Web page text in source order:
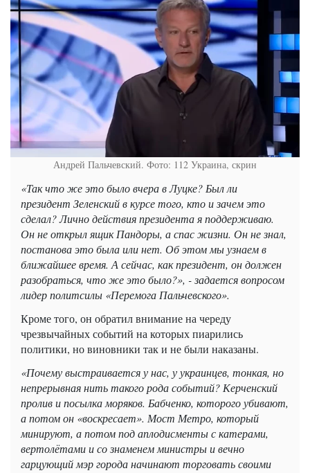
Андрей Пальчевский. Фото: 112 Украина, скрин
«Так что же это было вчера в Луцке? Был ли
президент Зеленский в курсе того, кто и зачем это
сделал? Лично действия президента я поддерживаю.
Он не открыл ящик Пандоры, а спас жизни. Он не знал,
постанова это была или нет. Об этом мы узнаем в
ближайшее время. А сейчас, как президент, он должен
разобраться, что же это было?», - задается вопросом
лидер политсилы «Перемога Пальчевского».
Кроме того, он обратил внимание на череду
чрезвычайных событий на которых пиарились
политики, но виновники так и не были наказаны.
«Почему выстраивается у нас, у украинцев, тонкая, но
непрерывная нить такого рода событий? Керченский
пролив и посылка моряков. Бабченко, которого убивают,
а потом он «воскресает». Мост Метро, который
минируют, а потом под аплодисменты с катерами,
вертолётами и со знаменем министры и вечно
гарцующий мэр города начинают торговать своими